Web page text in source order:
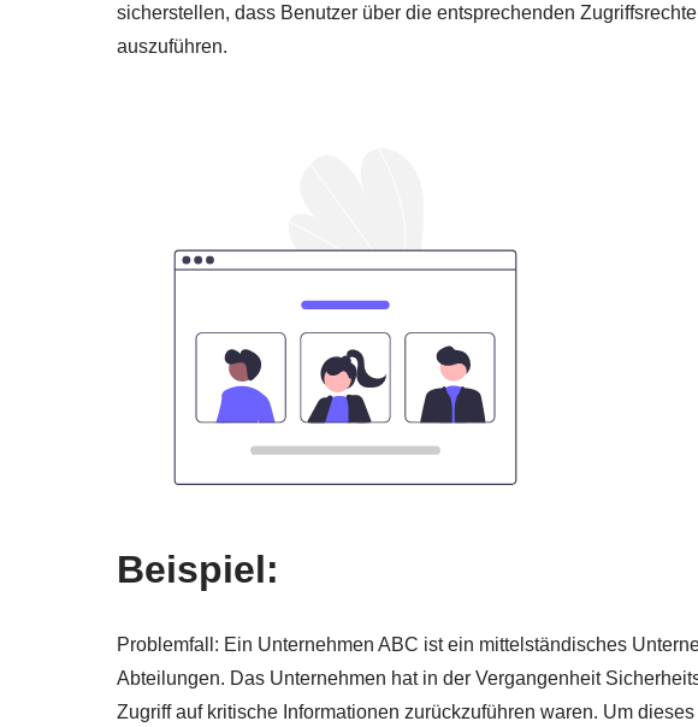
sicherstellen, dass Benutzer über die entsprechenden
auszuführen.
Beispiel:
Problemfall: Ein Unternehmen ABC ist ein mittelständisches
Abteilungen. Das Unternehmen hat in der Vergangenheit
Zugriff auf kritische Informationen zurückzuführen waren. Um